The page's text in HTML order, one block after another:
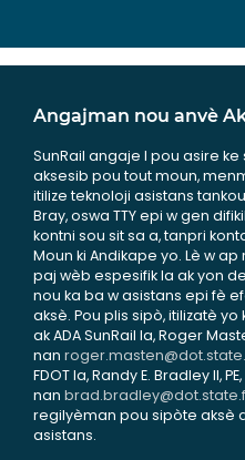
Angajman nou anvè
SunRail angaje l pou asire
aksesib pou tout moun,
itilize teknoloji asistans
Bray, oswa TTY epi w gen
kontni sou sit sa a, tanpri
Moun ki Andikape yo. Lè w
paj wèb espesifik la ak yon
nou ka ba w asistans epi fè
aksè. Pou plis sipò, itilizatè
ak ADA SunRail la, Roger
nan
FDOT la, Randy E. Bradley II, PE,
nan
regilyèman pou sipòte aksè
asistans.